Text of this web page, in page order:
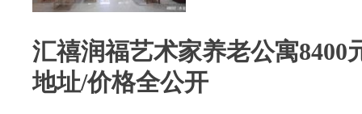
汇禧润福艺术家养老公寓8400
地址/价格全公开